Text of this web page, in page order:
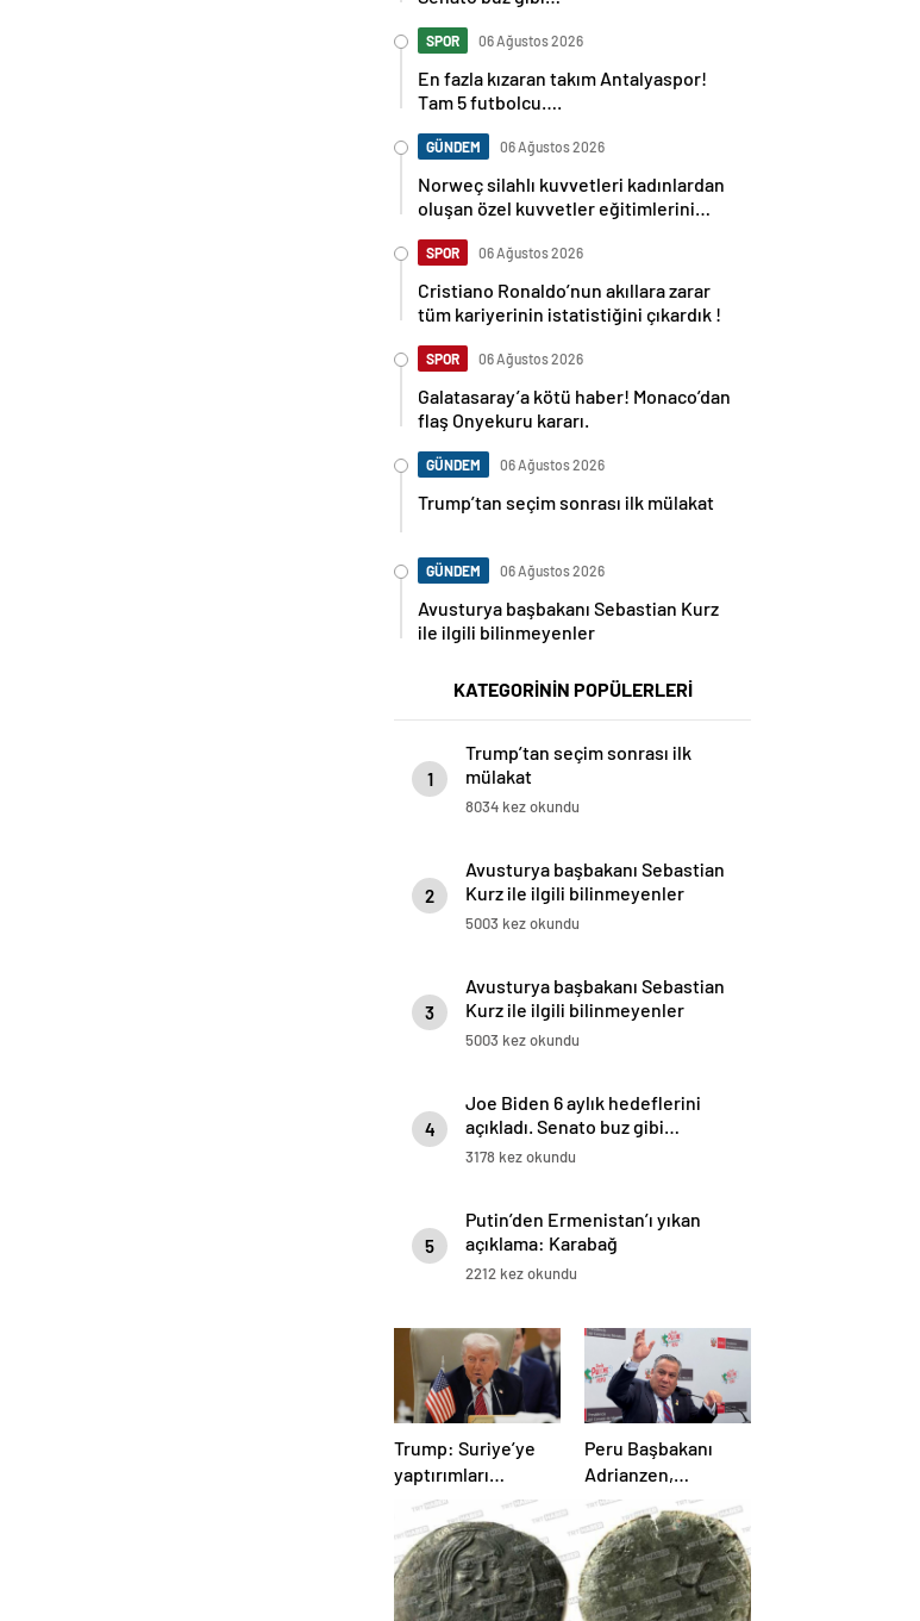
SPOR 06 Ağustos 2026
En fazla kızaran takım Antalyaspor!
Tam 5 futbolcu….
GÜNDEM 06 Ağustos 2026
Norweç silahlı kuvvetleri kadınlardan
oluşan özel kuvvetler eğitimlerini
SPOR 06 Ağustos 2026
Cristiano Ronaldo’nun akıllara zarar
tüm kariyerinin istatistiğini çıkardık !
SPOR 06 Ağustos 2026
Galatasaray’a kötü haber! Monaco’dan
flaş Onyekuru kararı.
GÜNDEM 06 Ağustos 2026
Trump’tan seçim sonrası ilk mülakat
GÜNDEM 06 Ağustos 2026
Avusturya başbakanı Sebastian Kurz
ile ilgili bilinmeyenler
KATEGORİNİN POPÜLERLERİ
1
Trump’tan seçim sonrası ilk
mülakat
8034 kez okundu
2
Avusturya başbakanı Sebastian
Kurz ile ilgili bilinmeyenler
5003 kez okundu
3
Avusturya başbakanı Sebastian
Kurz ile ilgili bilinmeyenler
5003 kez okundu
4
Joe Biden 6 aylık hedeflerini
açıkladı. Senato buz gibi…
3178 kez okundu
5
Putin’den Ermenistan’ı yıkan
açıklama: Karabağ
Azerbaycan’ın ayrılmaz bir
2212 kez okundu
Trump: Suriye’ye
yaptırımları
kaldırıyoruz
Peru Başbakanı
Adrianzen,
görevinden istifa
etti